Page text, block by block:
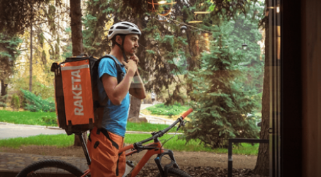
зефір від власної ТМ Varto вже у VARUS - 20.10.2025
шматочку: халва власної ТМ Varto вже у VARUS - 10.10.2025
фестиваль - 29.09.2025
затримати літо в келиху - 22.09.2025
знаку зодіаку: розбір астролога і керуючого баром - 23.03.2026
ПЕЧИВО «ФРУТТАНЧИК» СПРОБУЙ ЗІ ЗНИЖКОЮ -40 %
400 ПОЗИЦІЙ,
СМАКИ